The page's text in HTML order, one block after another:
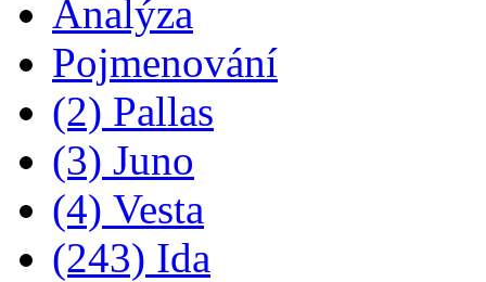
Analýza
Pojmenování
(2) Pallas
(3) Juno
(4) Vesta
(243) Ida